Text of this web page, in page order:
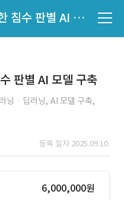
CCTV 영상 분석을 통한 침수 판별 AI 모델 구축
판별 AI 모델 구축
닝ㆍ딥러닝, AI 모델 구축,
등록 일자 2025.09.10.
6,000,000원